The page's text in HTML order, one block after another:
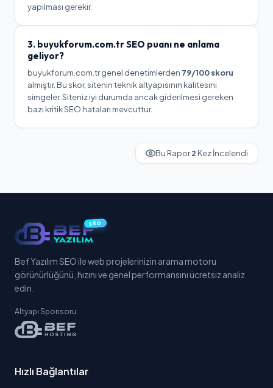
yapılması gerekir.
3. buyukforum.com.trSEO puanı ne anlama
geliyor?
buyukforum.com.trgenel denetimlerden 79/100 skoru
almıştır. Bu skor, sitenin teknik altyapısının kalitesini
simgeler.Siteniz iyi durumda ancak giderilmesi gereken
bazı kritik SEO hataları mevcuttur.
Bu Rapor2 Kez İncelendi
SEO
Bef Yazılım SEO ile web projelerinizin arama motoru
görünürlüğünü, hızını ve genel performansını ücretsiz analiz
edin.
Altyapı Sponsoru:
Hızlı Bağlantılar